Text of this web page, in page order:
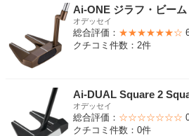
Ai-ONE ジラフ・ビーム
オデッセイ
総合評価： ★★★★★★☆
クチコミ件数：2件
Ai-DUAL Square 2
オデッセイ
総合評価： ☆☆☆☆☆☆☆
クチコミ件数：0件